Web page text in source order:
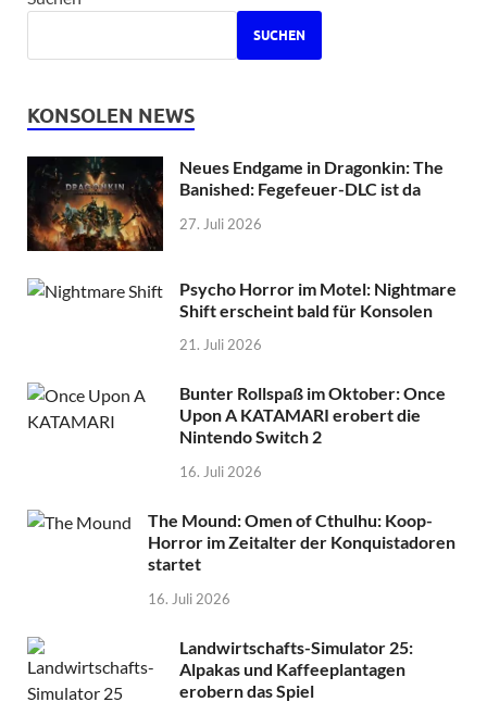
SUCHEN
KONSOLEN NEWS
Neues Endgame in Dragonkin: The
Banished: Fegefeuer-DLC ist da
27. Juli 2026
Psycho Horror im Motel: Nightmare
Shift erscheint bald für Konsolen
21. Juli 2026
Bunter Rollspaß im Oktober: Once
Upon A KATAMARI erobert die
Nintendo Switch 2
16. Juli 2026
The Mound: Omen of Cthulhu: Koop-
Horror im Zeitalter der Konquistadoren
startet
16. Juli 2026
Landwirtschafts-Simulator 25:
Alpakas und Kaffeeplantagen
erobern das Spiel